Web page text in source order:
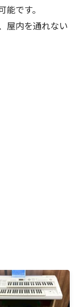
です。
屋内を通れない